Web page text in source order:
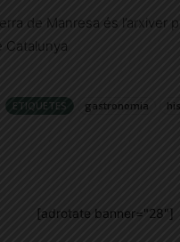
de Manresa és l’arxiver
Catalunya
ETIQUETES gastronomia
[adrotate banner="28"]